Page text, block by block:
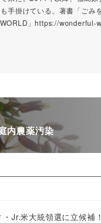
手掛けている。著書「ごみ
」https://wonderful-
内農薬汚染
Jr.米大統領選に立候補！